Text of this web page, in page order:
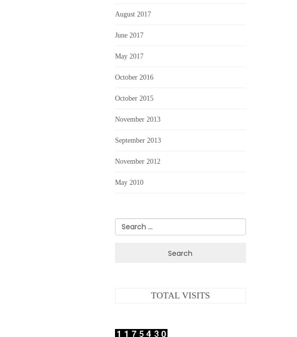
August 2017
June 2017
May 2017
October 2016
October 2015
November 2013
September 2013
November 2012
May 2010
Search
for:
TOTAL VISITS